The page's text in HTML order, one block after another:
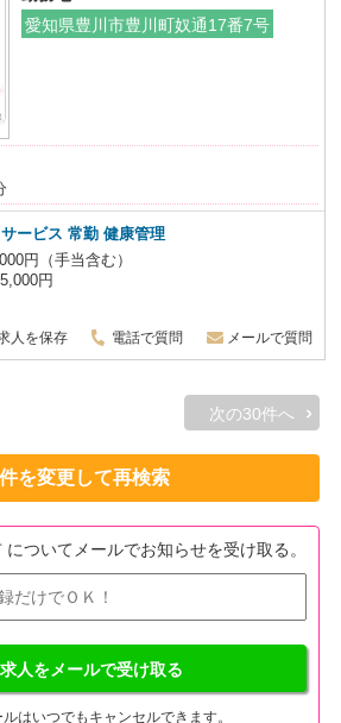
愛知県豊川市豊川町奴通17番7号
ービス 常勤 健康管理
円（手当含む）
円
人を保存 電話で質問 メールで質問
次の30件へ
を変更して再検索
ついてメールでお知らせを受け取る。
人をメールで受け取る
はいつでもキャンセルできます。